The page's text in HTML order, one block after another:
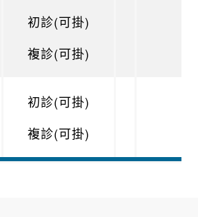
初診(可掛)
複診(可掛)
初診(可掛)
複診(可掛)